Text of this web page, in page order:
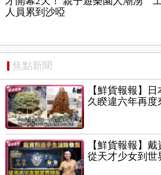
人員累到沙啞
焦點新聞
【鮮貨報報】
久睽違六年再度
【鮮貨報報】
從天才少女到